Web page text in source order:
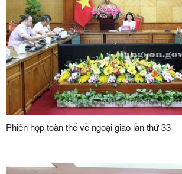
Phiên họp toàn thể về ngoại giao lần thứ 33